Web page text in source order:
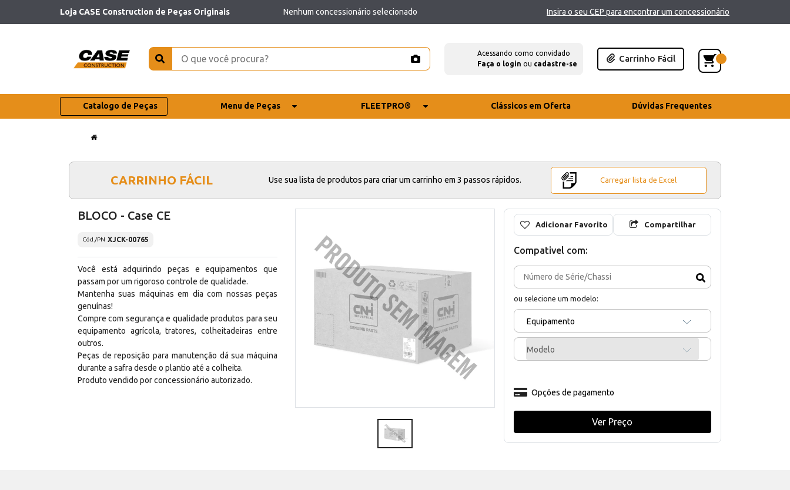
Loja CASE Construction de Peças Originais Nenhum concessionário selecionado Insira o seu CEP para encontrar um concessionário
Acessando como convidado
Faça o login ou cadastre-se
Carrinho Fácil
Catalogo de Peças Menu de Peças FLEETPRO® Clássicos em Oferta Dúvidas Frequentes
CARRINHO FÁCIL Use sua lista de produtos para criar um carrinho em 3 passos rápidos. Carregar lista de Excel
BLOCO - Case CE
Cód./PN XJCK-00765
Você está adquirindo peças e equipamentos que
passam por um rigoroso controle de qualidade.
Mantenha suas máquinas em dia com nossas peças
genuínas!
Compre com segurança e qualidade produtos para seu
equipamento agrícola, tratores, colheitadeiras entre
outros.
Peças de reposição para manutenção dá sua máquina
durante a safra desde o plantio até a colheita.
Produto vendido por concessionário autorizado.
Adicionar Favorito Compartilhar
Compativel com:
ou selecione um modelo:
Equipamento
Modelo
Opções de pagamento
Ver Preço